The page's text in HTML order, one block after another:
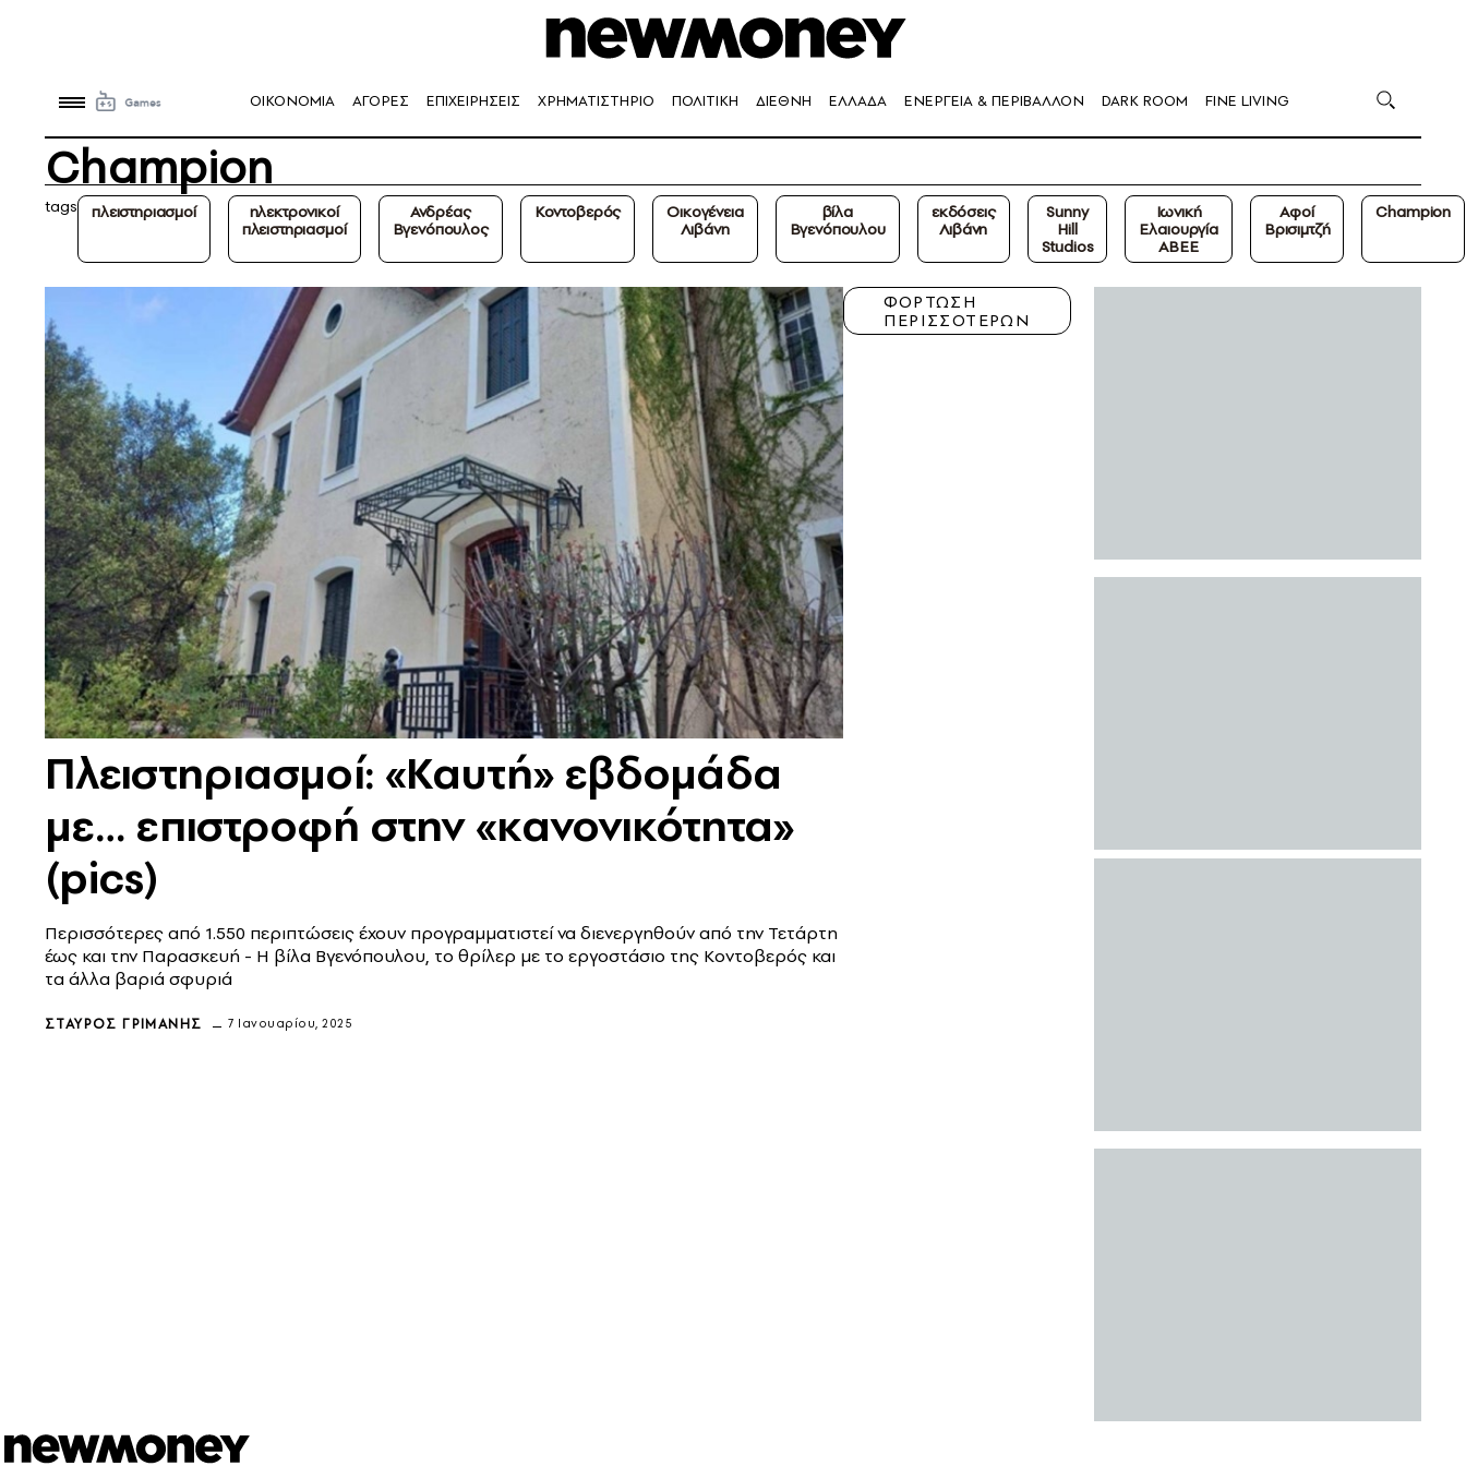
OIKONOMIA ΑΓΟΡΕΣ ΕΠΙΧΕΙΡΗΣΕΙΣ ΧΡΗΜΑΤΙΣΤΗΡΙΟ ΠΟΛΙΤΙΚΗ ΔΙΕΘΝΗ ΕΛΛΑΔΑ ΕΝΕΡΓΕΙΑ & ΠΕΡΙΒΑΛΛΟΝ DARK ROOM FINE LIVING
Champion
tags πλειστηριασμοί
ηλεκτρονικοί
πλειστηριασμοί
Ανδρέας
Βγενόπουλος
Κοντοβερός
Οικογένεια
Λιβάνη
βίλα
Βγενόπουλου
εκδόσεις
Λιβάνη
Sunny
Hill
Studios
Ιωνική
Ελαιουργία
ΑΒΕΕ
Αφοί
Βρισιμτζή
Champion
Πλειστηριασμοί: «Καυτή» εβδομάδα
με… επιστροφή στην «κανονικότητα»
(pics)
Περισσότερες από 1.550 περιπτώσεις έχουν προγραμματιστεί να διενεργηθούν από την Τετάρτη
έως και την Παρασκευή - Η βίλα Βγενόπουλου, το θρίλερ με το εργοστάσιο της Κοντοβερός και
τα άλλα βαριά σφυριά
ΣΤΑΎΡΟΣ ΓΡΙΜΆΝΗΣ 7 Ιανουαρίου, 2025
ΦΟΡΤΩΣΗ
ΠΕΡΙΣΣΟΤΕΡΩΝ